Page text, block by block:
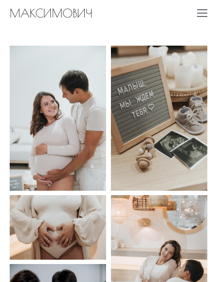
МАКСИМОВИЧ